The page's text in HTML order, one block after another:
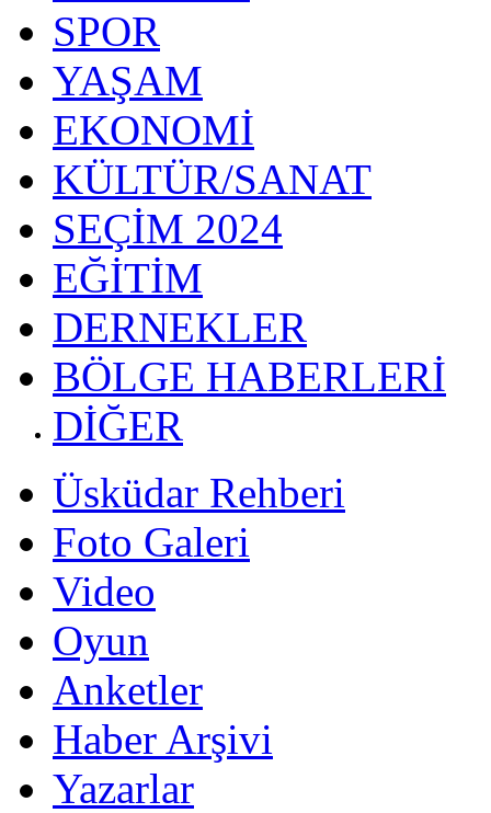
SPOR
YAŞAM
EKONOMİ
KÜLTÜR/SANAT
SEÇİM 2024
EĞİTİM
DERNEKLER
BÖLGE HABERLERİ
DİĞER
Üsküdar Rehberi
Foto Galeri
Video
Oyun
Anketler
Haber Arşivi
Yazarlar